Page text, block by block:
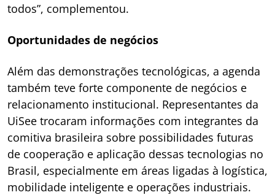
todos”, complementou.
Oportunidades de negócios
Além das demonstrações tecnológicas, a agenda
também teve forte componente de negócios e
relacionamento institucional. Representantes da
UiSee trocaram informações com integrantes da
comitiva brasileira sobre possibilidades futuras
de cooperação e aplicação dessas tecnologias no
Brasil, especialmente em áreas ligadas à logística,
mobilidade inteligente e operações industriais.